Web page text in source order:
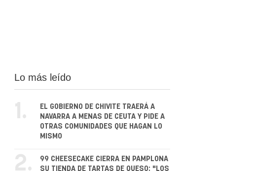
Lo más leído
1.
EL GOBIERNO DE CHIVITE TRAERÁ A
NAVARRA A MENAS DE CEUTA Y PIDE A
OTRAS COMUNIDADES QUE HAGAN LO
MISMO
2.
99 CHEESECAKE CIERRA EN PAMPLONA
SU TIENDA DE TARTAS DE QUESO: "LOS